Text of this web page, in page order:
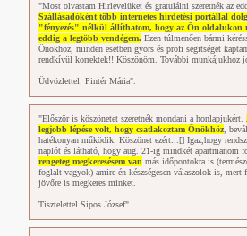
"Most olvastam Hirlevelüket és gratulálni szeretnék az
Szállásadóként több internetes hirdetési portállal
"fényezés" nélkül állíthatom, hogy az Ön oldalukon
eddig a legtöbb vendégem. Ezen túlmenően bármi
Önökhöz, minden esetben gyors és profi segitséget
rendkívül korrektek!! Köszönöm. További munkájukhoz
Üdvözlettel: Pintér Mária".
"Először is köszönetet szeretnék mondani a honlapjukért.
legjobb lépése volt, hogy csatlakoztam Önökhöz,
hatékonyan működik. Köszönet ezért...[] Igaz,hogy
naplót és látható, hogy aug. 21-ig mindkét apartmanom
rengeteg megkeresésem van más időpontokra is
foglalt vagyok) amire én készségesen válaszolok is, mert
jövőre is megkeres minket.
Tisztelettel Sipos József"